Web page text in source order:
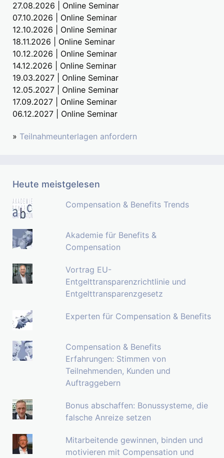
27.08.2026 | Online Seminar
07.10.2026 | Online Seminar
12.10.2026 | Online Seminar
18.11.2026 | Online Seminar
10.12.2026 | Online Seminar
14.12.2026 | Online Seminar
19.03.2027 | Online Seminar
12.05.2027 | Online Seminar
17.09.2027 | Online Seminar
06.12.2027 | Online Seminar
» Teilnahmeunterlagen anfordern
Heute meistgelesen
Compensation & Benefits Trends
Akademie für Benefits &
Compensation
Vortrag EU-
Entgelttransparenzrichtlinie und
Entgelttransparenzgesetz
Experten für Compensation & Benefits
Compensation & Benefits
Erfahrungen: Stimmen von
Teilnehmenden, Kunden und
Auftraggebern
Bonus abschaffen: Bonussysteme, die
falsche Anreize setzen
Mitarbeitende gewinnen, binden und
motivieren mit Compensation und